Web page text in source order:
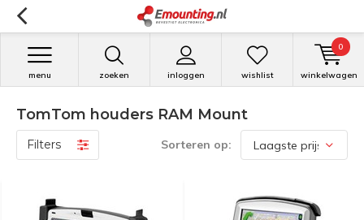
zoeken inloggen
menu wishlist winkelwagen
0
TomTom houders RAM Mount
Filters Sorteren op: